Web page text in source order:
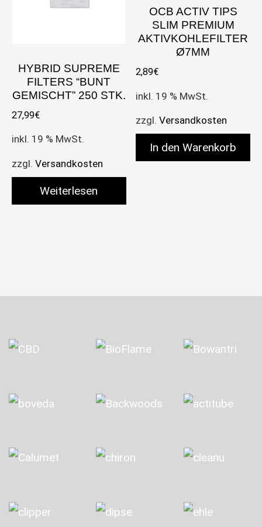
HYBRID SUPREME
FILTERS “BUNT
GEMISCHT” 250 STK.
27,99€
inkl. 19 % MwSt.
zzgl. Versandkosten
Weiterlesen
OCB ACTIV TIPS
SLIM PREMIUM
AKTIVKOHLEFILTER
Ø7MM
2,89€
inkl. 19 % MwSt.
zzgl.Versandkosten
In den Warenkorb